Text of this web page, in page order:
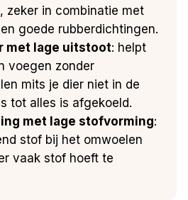
zeker in combinatie met
goede rubberdichtingen.
met lage uitstoot: helpt
voegen zonder
mits je dier niet in de
tot alles is afgekoeld.
met lage stofvorming:
stof bij het omwoelen
vaak stof hoeft te